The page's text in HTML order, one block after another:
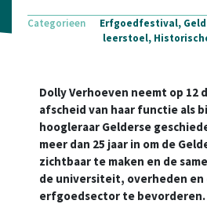
Categorieen
Erfgoedfestival,
leerstoel,
Dolly Verhoeven neemt op 12
afscheid van haar functie als
hoogleraar Gelderse
meer dan 25 jaar in om de
zichtbaar te maken en de
de universiteit, overheden en
erfgoedsector te